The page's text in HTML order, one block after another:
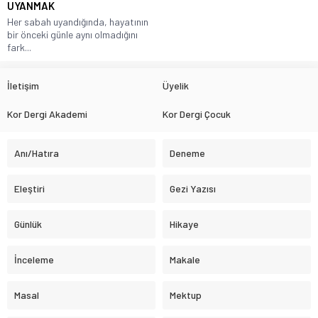
UYANMAK
Her sabah uyandığında, hayatının
bir önceki günle aynı olmadığını
fark...
İletişim Üyelik
Kor Dergi Akademi Kor Dergi Çocuk
Anı/Hatıra Deneme
Eleştiri Gezi Yazısı
Günlük Hikaye
İnceleme Makale
Masal Mektup